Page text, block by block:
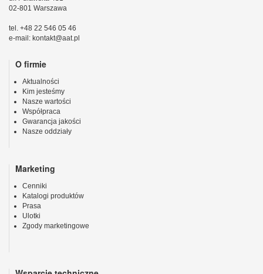
02-801 Warszawa
tel. +48 22 546 05 46
e-mail: kontakt@aat.pl
O firmie
Aktualności
Kim jesteśmy
Nasze wartości
Współpraca
Gwarancja jakości
Nasze oddziały
Marketing
Cenniki
Katalogi produktów
Prasa
Ulotki
Zgody marketingowe